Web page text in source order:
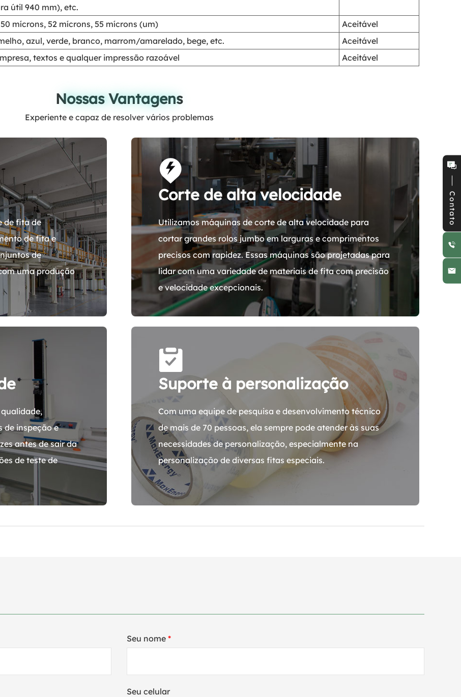
útil 940 mm), etc.
mícrons, 52 mícrons, 55 mícrons (um)
Aceitável
azul, verde, branco, marrom/amarelado, bege, etc.
Aceitável
textos e qualquer impressão razoável Aceitável
Nossas Vantagens
Nossas Vantagens
Experiente e capaz de resolver vários problemas
de fita de
de fita e
de
uma produção
Corte de alta velocidade
Utilizamos máquinas de corte de alta velocidade para
cortar grandes rolos jumbo em larguras e comprimentos
precisos com rapidez. Essas máquinas são projetadas para
lidar com uma variedade de materiais de fita com precisão
e velocidade excepcionais.
inspeção e
antes de sair da
de teste de
Suporte à personalização
Com uma equipe de pesquisa e desenvolvimento técnico
de mais de 70 pessoas, ela sempre pode atender às suas
necessidades de personalização, especialmente na
personalização de diversas fitas especiais.
Seu nome *
Seu celular
Contato